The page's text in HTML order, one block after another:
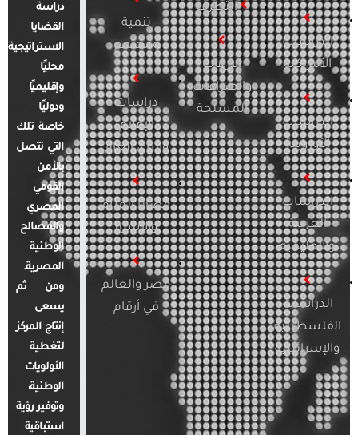
الدراسات
الأمريكية
الدراسات
الأوروبية
الدراسات
العربية
والإقليمية
الدراسات
الفلسطينية
والإسرائيلية
التطرف
الإرهاب
والصراعات
المسلحة
تنمية
ومجتمع
دراسات
الإعلام
والرأي العام
قضايا المرأة
والأسرة
مصر والعالم
في أرقام
دراسة
القضايا
الاستراتيجية
محليًا
وإقليميًا
ودوليًا
خاصة تلك
التي تتصل
بالأمن
القومي
المصري
والمصالح
الوطنية
المصرية.
ومن ثم
يسعى
إنتاج المركز
لتغطية
الأولويات
الوطنية،
وتوفير رؤية
استباقية